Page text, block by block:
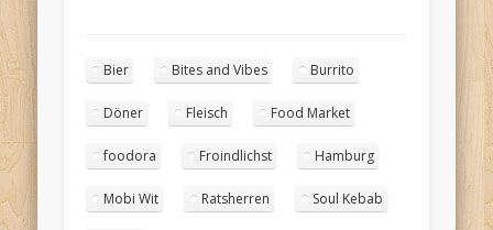
Bier Bites and Vibes Burrito
Döner Fleisch Food Market
foodora Froindlichst Hamburg
Mobi Wit Ratsherren Soul Kebab